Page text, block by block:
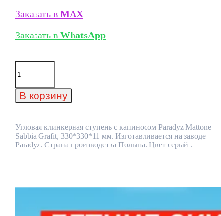
Заказать в MAX
Заказать в WhatsApp
Количество
товара
клинкерная
ступень
Paradyz
Mattone
Sabbia
В корзину
Угловая клинкерная ступень с капиносом Paradyz Mattone
Sabbia Grafit, 330*330*11 мм. Изготавливается на заводе
Paradyz. Страна производства Польша. Цвет серый .